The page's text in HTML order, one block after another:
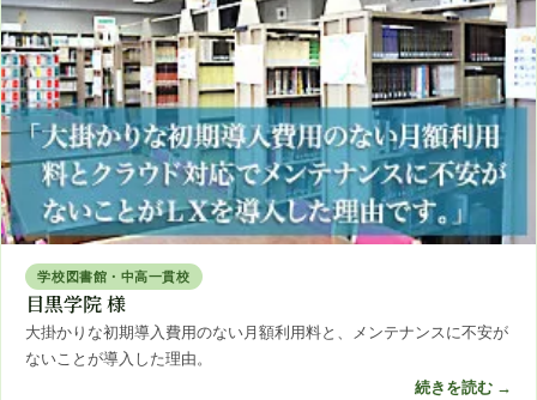
学校図書館・中高一貫校
目黒学院 様
大掛かりな初期導入費用のない月額利用料と、メンテナンスに不安が
ないことが導入した理由。
続きを読む →